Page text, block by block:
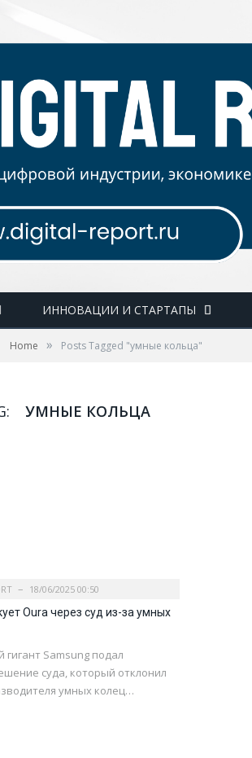
ИННОВАЦИИ И СТАРТАПЫ
Home » Posts Tagged "умные кольца"
УМНЫЕ КОЛЬЦА
18/06/2025 00:50
Oura через суд из-за умных
гигант Samsung подал
суда, который отклонил
умных колец…